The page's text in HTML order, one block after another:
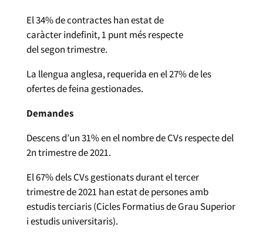
El 34% de contractes han estat de
caràcter indefinit, 1 punt més respecte
del segon trimestre.
La llengua anglesa, requerida en el 27% de les
ofertes de feina gestionades.
Demandes
Descens d’un 31% en el nombre de CVs respecte del
2n trimestre de 2021.
El 67% dels CVs gestionats durant el tercer
trimestre de 2021 han estat de persones amb
estudis terciaris (Cicles Formatius de Grau Superior
i estudis universitaris).